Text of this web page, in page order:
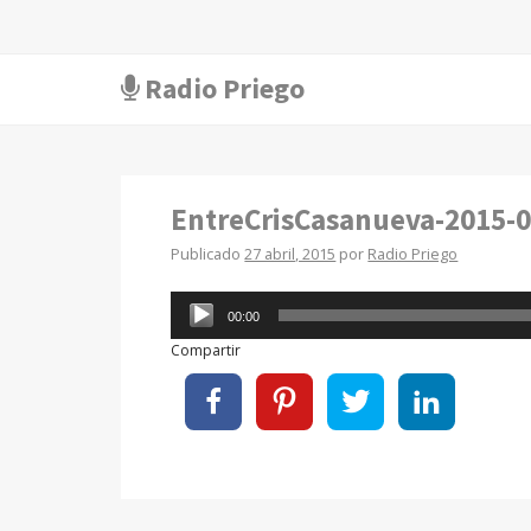
Radio Priego
EntreCrisCasanueva-2015-
Publicado27 abril, 2015 por Radio Priego
Reproductor
audio
00:00
Compartir